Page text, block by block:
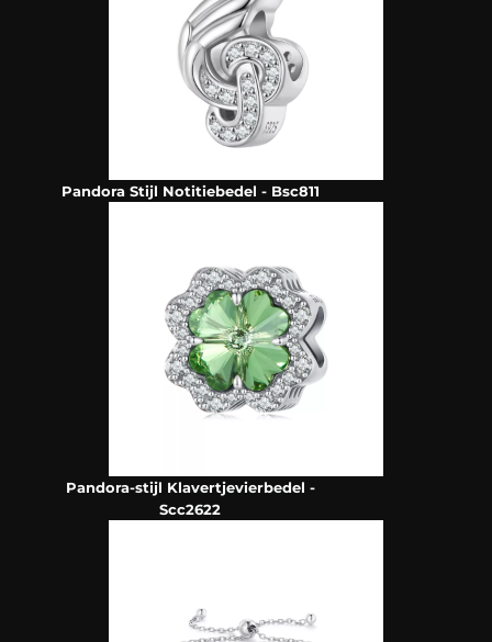
Pandora Stijl Notitiebedel - Bsc811
Pandora-stijl Klavertjevierbedel -
Scc2622